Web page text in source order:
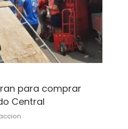
para comprar
Central